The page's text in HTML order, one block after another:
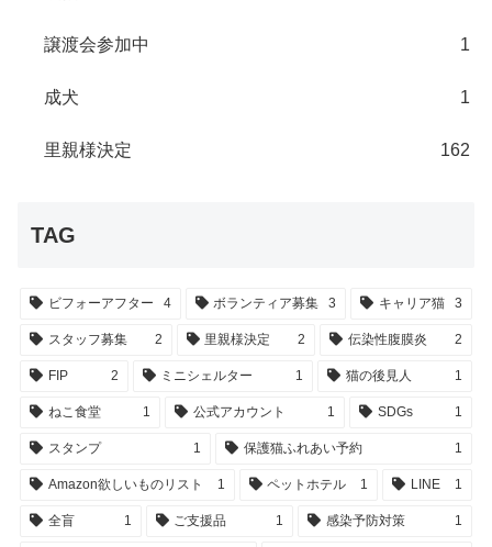
譲渡会参加中 1
成犬 1
里親様決定 162
TAG
ビフォーアフター 4 ボランティア募集 3 キャリア猫 3
スタッフ募集 2 里親様決定 2 伝染性腹膜炎 2
FIP 2 ミニシェルター 1 猫の後見人 1
ねこ食堂 1 公式アカウント 1 SDGs 1
スタンプ 1 保護猫ふれあい予約 1
Amazon欲しいものリスト 1 ペットホテル 1 LINE 1
全盲 1 ご支援品 1 感染予防対策 1